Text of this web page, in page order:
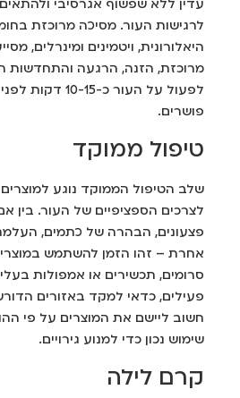
עדין ללא שפשוף אגרסיבי ולהתאים
לרגישות העור. מסיכה מרוכזת
היאלורונית, ויטמינים ומינרלים,
מרוכזת, הזנה, הרגעה והתחדשות
לפעול על העור כ-10-
פושרים.
טיפול ממוקד
שלב הטיפול הממוקד נוגע למוצרים
לצרכים הספציפיים של העור. בין אם
פצעונים, הבהרה של כתמים, העלמת
אחרת – זהו הזמן להשתמש במוצרים
סרומים, תכשירים או אמפולות בעלי
פעילים, כדאי למקד באזורים
חשוב ליישם את המוצרים על פי
שימוש נכון כדי למנוע גירויים.
קרם לילה